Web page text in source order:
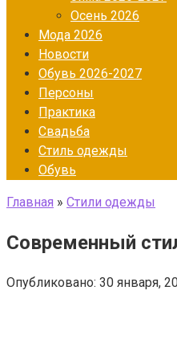
Осень 2026
Мода 2026
Новости
Обувь 2026-2027
Персоны
Практика
Свадьба
Стиль одежды
Обувь
Главная » Стили одежды
Современный
Опубликовано: 30 января,